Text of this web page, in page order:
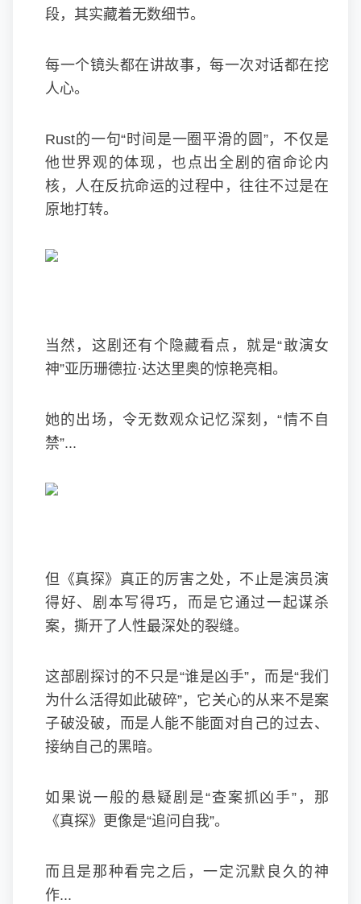
段，其实藏着无数细节。
每一个镜头都在讲故事，每一次对话都在挖
人心。
Rust的一句“时间是一圈平滑的圆”，不仅是
他世界观的体现，也点出全剧的宿命论内
核，人在反抗命运的过程中，往往不过是在
原地打转。
当然，这剧还有个隐藏看点，就是“敢演女
神”亚历珊德拉·达达里奥的惊艳亮相。
她的出场，令无数观众记忆深刻，“情不自
禁”...
但《真探》真正的厉害之处，不止是演员演
得好、剧本写得巧，而是它通过一起谋杀
案，撕开了人性最深处的裂缝。
这部剧探讨的不只是“谁是凶手”，而是“我们
为什么活得如此破碎”，它关心的从来不是案
子破没破，而是人能不能面对自己的过去、
接纳自己的黑暗。
如果说一般的悬疑剧是“查案抓凶手”，那
《真探》更像是“追问自我”。
而且是那种看完之后，一定沉默良久的神
作...